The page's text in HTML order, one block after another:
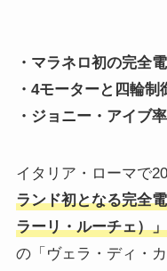
・マラネロ初の完全
・4モーターと四輪
・ジョニー・アイブ
イタリア・ローマで
ランド初となる完全
ラーリ・ルーチェ）
の「ヴェラ・ディ・